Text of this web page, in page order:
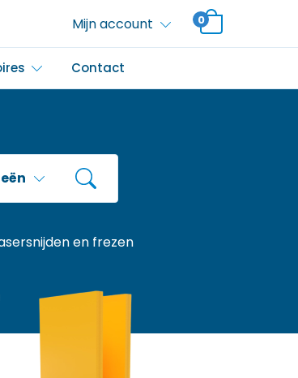
Mijn account 0
Contact
en frezen